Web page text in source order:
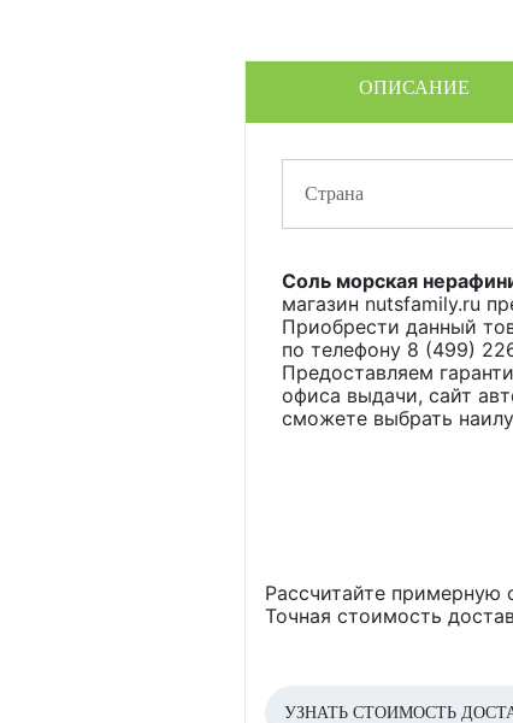
ОПИСАНИЕ
Страна
Соль морская
магазин nutsfamily.ru
Приобрести данный
по телефону 8 (499)
Предоставляем
офиса выдачи, сайт
сможете выбрать
Рассчитайте примерную
Точная стоимость
УЗНАТЬ СТОИМОСТЬ